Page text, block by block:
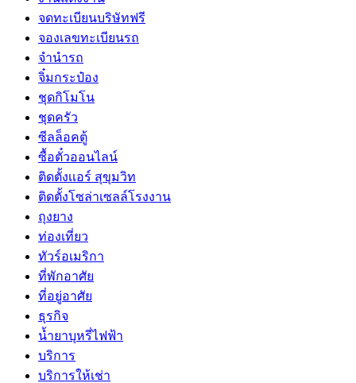
จดทะเบียนบริษัทฟรี
จองเลขทะเบียนรถ
จำนำรถ
จิ๋มกระป๋อง
ชุดกิโมโน
ชุดครัว
ซีลล็อคตู้
ซื้อตั๋วออนไลน์
ติดตั้งเเอร์ สุขุมวิท
ติดตั้งโซล่าเซลล์โรงงาน
ถุงยาง
ท่องเที่ยว
ทัวร์อเมริกา
ที่พักอาศัย
ที่อยู่อาศัย
ธุรกิจ
น้ำยาบุหรี่ไฟฟ้า
บริการ
บริการให้เช่า